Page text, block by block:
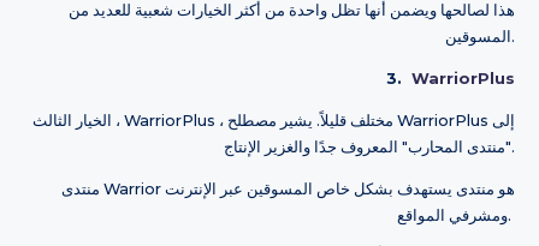
هذا لصالحها ويضمن أنها تظل واحدة من أكثر الخيارات شعبية للعديد من
المسوقين.
3. WarriorPlus
الخيار الثالث ، WarriorPlus ، مختلف قليلاً. يشير مصطلح WarriorPlus إلى
"منتدى المحارب" المعروف جدًا والغزير الإنتاج.
منتدى Warrior هو منتدى يستهدف بشكل خاص المسوقين عبر الإنترنت
ومشرفي المواقع.